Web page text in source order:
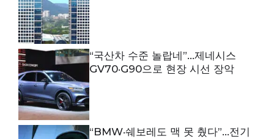
“국산차 수준 놀랍네”…제네시스
GV70·G90으로 현장 시선 장악
“BMW·쉐보레도 맥 못 췄다”…전기